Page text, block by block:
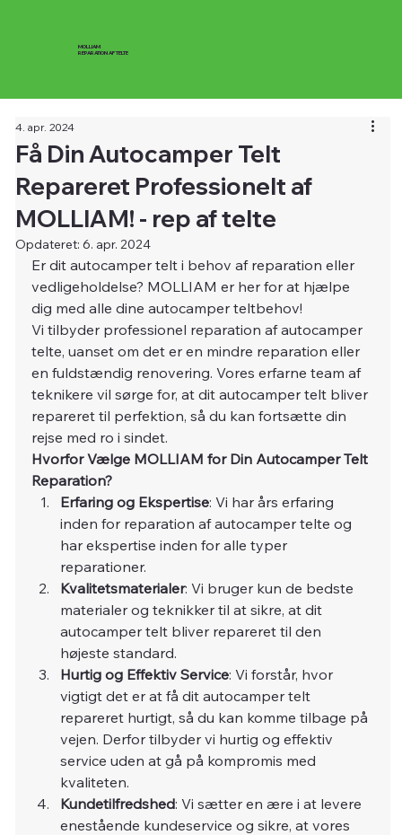
MOLLIAM
REPARATION AF TELTE
Få Din Autocamper Telt
Repareret Professionelt af
MOLLIAM! - rep af telte
4. apr. 2024
Opdateret: 6. apr. 2024
Er dit autocamper telt i behov af reparation eller
vedligeholdelse? MOLLIAM er her for at hjælpe
dig med alle dine autocamper teltbehov!
Vi tilbyder professionel reparation af autocamper
telte, uanset om det er en mindre reparation eller
en fuldstændig renovering. Vores erfarne team af
teknikere vil sørge for, at dit autocamper telt bliver
repareret til perfektion, så du kan fortsætte din
rejse med ro i sindet.
Hvorfor Vælge MOLLIAM for Din Autocamper Telt
Reparation?
Erfaring og Ekspertise: Vi har års erfaring
inden for reparation af autocamper telte og
har ekspertise inden for alle typer
reparationer.
Kvalitetsmaterialer: Vi bruger kun de bedste
materialer og teknikker til at sikre, at dit
autocamper telt bliver repareret til den
højeste standard.
Hurtig og Effektiv Service: Vi forstår, hvor
vigtigt det er at få dit autocamper telt
repareret hurtigt, så du kan komme tilbage på
vejen. Derfor tilbyder vi hurtig og effektiv
service uden at gå på kompromis med
kvaliteten.
Kundetilfredshed: Vi sætter en ære i at levere
enestående kundeservice og sikre, at vores